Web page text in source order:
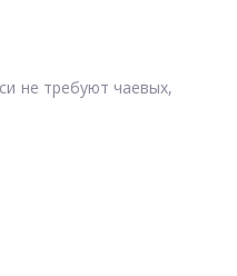
не требуют чаевых,